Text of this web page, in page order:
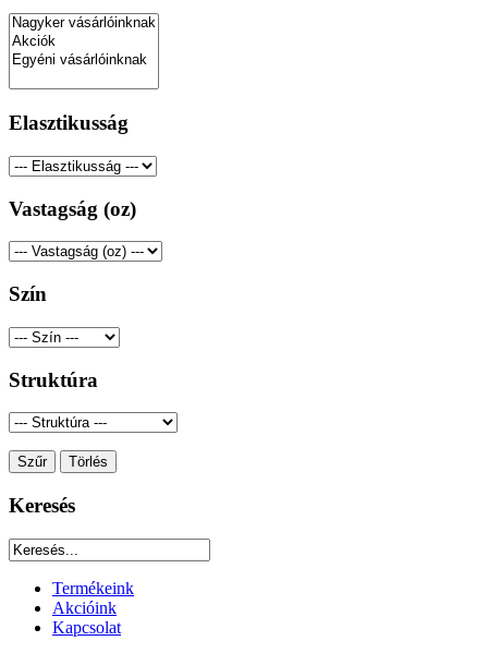
Elasztikusság
Vastagság (oz)
Szín
Struktúra
Keresés
Termékeink
Akcióink
Kapcsolat